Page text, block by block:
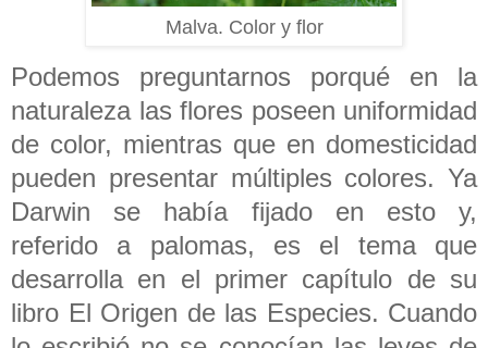
Malva. Color y flor
Podemos preguntarnos porqué en la
naturaleza las flores poseen uniformidad
de color, mientras que en domesticidad
pueden presentar múltiples colores. Ya
Darwin se había fijado en esto y,
referido a palomas, es el tema que
desarrolla en el primer capítulo de su
libro El Origen de las Especies. Cuando